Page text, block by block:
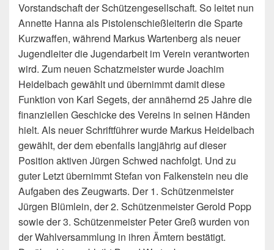
Vorstandschaft der Schützengesellschaft. So leitet nun
Annette Hanna als Pistolenschießleiterin die Sparte
Kurzwaffen, während Markus Wartenberg als neuer
Jugendleiter die Jugendarbeit im Verein verantworten
wird. Zum neuen Schatzmeister wurde Joachim
Heidelbach gewählt und übernimmt damit diese
Funktion von Karl Segets, der annähernd 25 Jahre die
finanziellen Geschicke des Vereins in seinen Händen
hielt. Als neuer Schriftführer wurde Markus Heidelbach
gewählt, der dem ebenfalls langjährig auf dieser
Position aktiven Jürgen Schwed nachfolgt. Und zu
guter Letzt übernimmt Stefan von Falkenstein neu die
Aufgaben des Zeugwarts. Der 1. Schützenmeister
Jürgen Blümlein, der 2. Schützenmeister Gerold Popp
sowie der 3. Schützenmeister Peter Greß wurden von
der Wahlversammlung in ihren Ämtern bestätigt.